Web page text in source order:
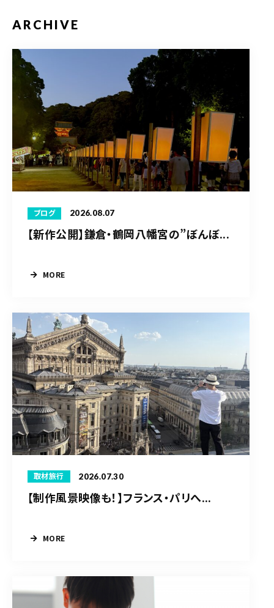
ARCHIVE
ブログ 2026.08.07
【新作公開】鎌倉・鶴岡八幡宮の”ぼんぼ...
MORE
取材旅行 2026.07.30
【制作風景映像も！】フランス・パリへ...
MORE